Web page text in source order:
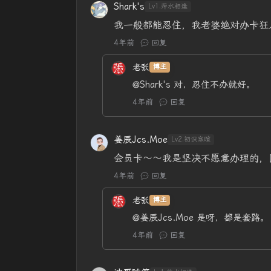
Shark's Lv1.萍水相逢
我一般都能忍住，我老婆绝对办卡狂
4年前 回复
老张 博主
@Shark's 对，忍住不办就好。
4年前 回复
姜辰Jcs.Moe Lv2.初识寒暄
会员卡～～我是坚决不愿意办理的
4年前 回复
老张 博主
@姜辰Jcs.Moe 是呀，都是套路。
4年前 回复